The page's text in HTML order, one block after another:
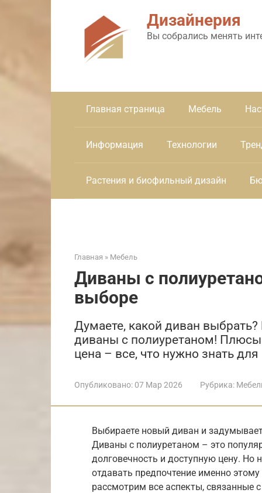
Дизайнерия
Вы собрались менять
Главная страница Мебель
Информация Технологии
Растения и биофильный дизайн
Главная » Мебель
Диваны с
выборе
Думаете, какой диван
диваны с полиуретаном!
цена – все, что нужно знать
Опубликовано: 07 Мар 2026 Рубрика:
Выбираете новый диван и
Диваны с полиуретаном – это
долговечность и доступную цену. Но
отдавать предпочтение именно
рассмотрим все аспекты, связанные